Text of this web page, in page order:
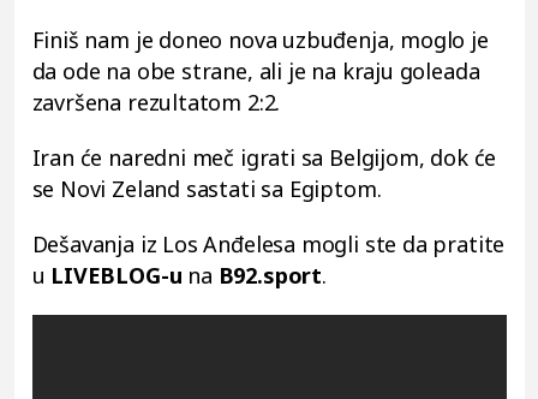
Finiš nam je doneo nova uzbuđenja, moglo je
da ode na obe strane, ali je na kraju goleada
završena rezultatom 2:2.
Iran će naredni meč igrati sa Belgijom, dok će
se Novi Zeland sastati sa Egiptom.
Dešavanja iz Los Anđelesa mogli ste da pratite
u LIVEBLOG-u na B92.sport.